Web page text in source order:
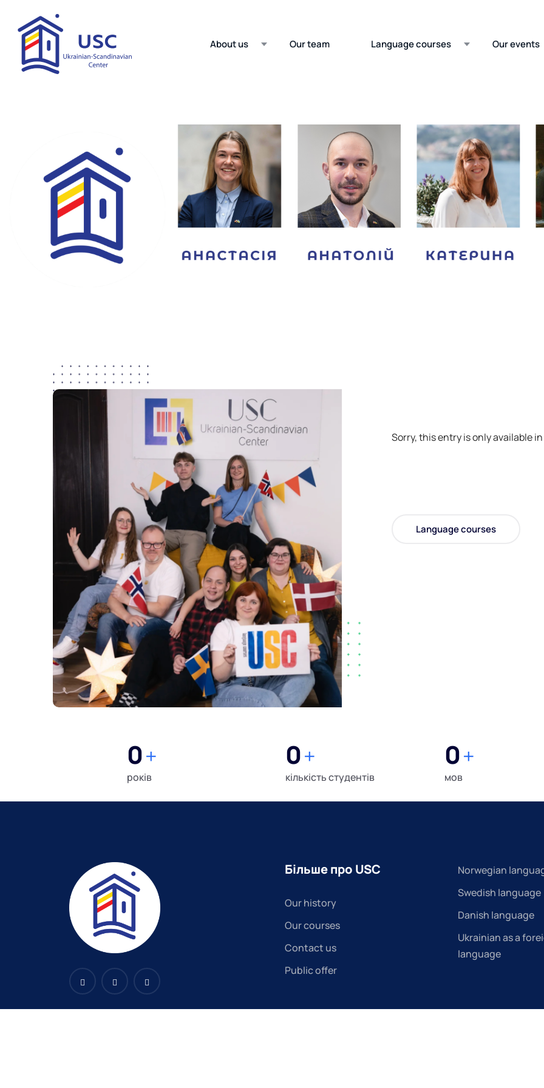
About us Our team Language courses Our events
Sorry, this entry is only available in
Language courses
0+
років
0+
кількість студентів
0+
мов
Більше про USC
Our history
Our courses
Contact us
Public offer
Norwegian
Swedish language
Danish language
Ukrainian as a
language